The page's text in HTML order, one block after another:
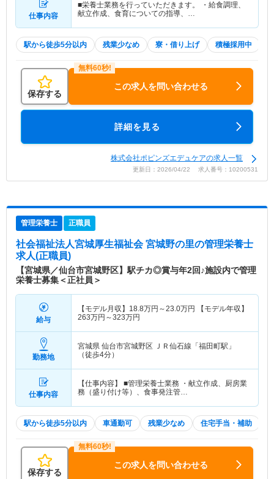
仕事内容
■栄養士業務を行っていただきます。 ・給食調理、
献立作成、食育についての指導、…
駅から徒歩5分以内 残業少なめ 寮・借り上げ 積極採用中
保存する
この求人を問い合わせる
詳細を見る
株式会社ポピンズエデュケアの求人一覧
更新日：2026/04/22 求人番号：10200531
管理栄養士 正職員
社会福祉法人宮城厚生福祉会 宮城野の里の管理栄養士
求人(正職員)
【宮城県／仙台市宮城野区】駅チカ◎賞与年2回♪施設内で管理
栄養士募集＜正社員＞
給与
【モデル月収】 18.8万円～23.0万円
【モデル年収】
263万円～323万円
勤務地
宮城県 仙台市宮城野区 ＪＲ仙石線「福田町駅」
（徒歩4分）
仕事内容
【仕事内容】 ■管理栄養士業務 ・献立作成、厨房業
務（盛り付け等）、食事発注管…
駅から徒歩5分以内 車通勤可 残業少なめ 住宅手当・補助
保存する
この求人を問い合わせる